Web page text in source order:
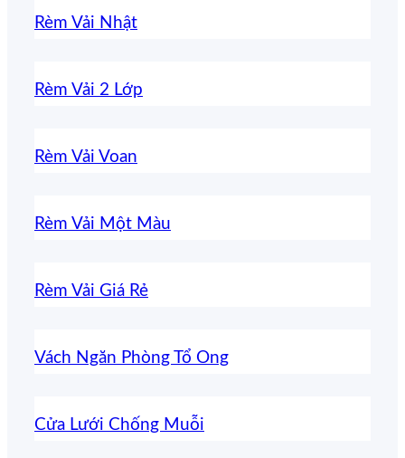
Rèm Vải Nhật
Rèm Vải 2 Lớp
Rèm Vải Voan
Rèm Vải Một Màu
Rèm Vải Giá Rẻ
Vách Ngăn Phòng Tổ Ong
Cửa Lưới Chống Muỗi